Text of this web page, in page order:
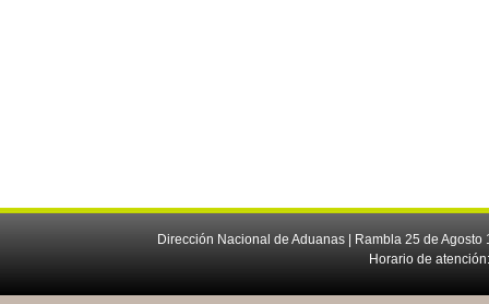
Dirección Nacional de Aduanas | Rambla 25 de
Horario de